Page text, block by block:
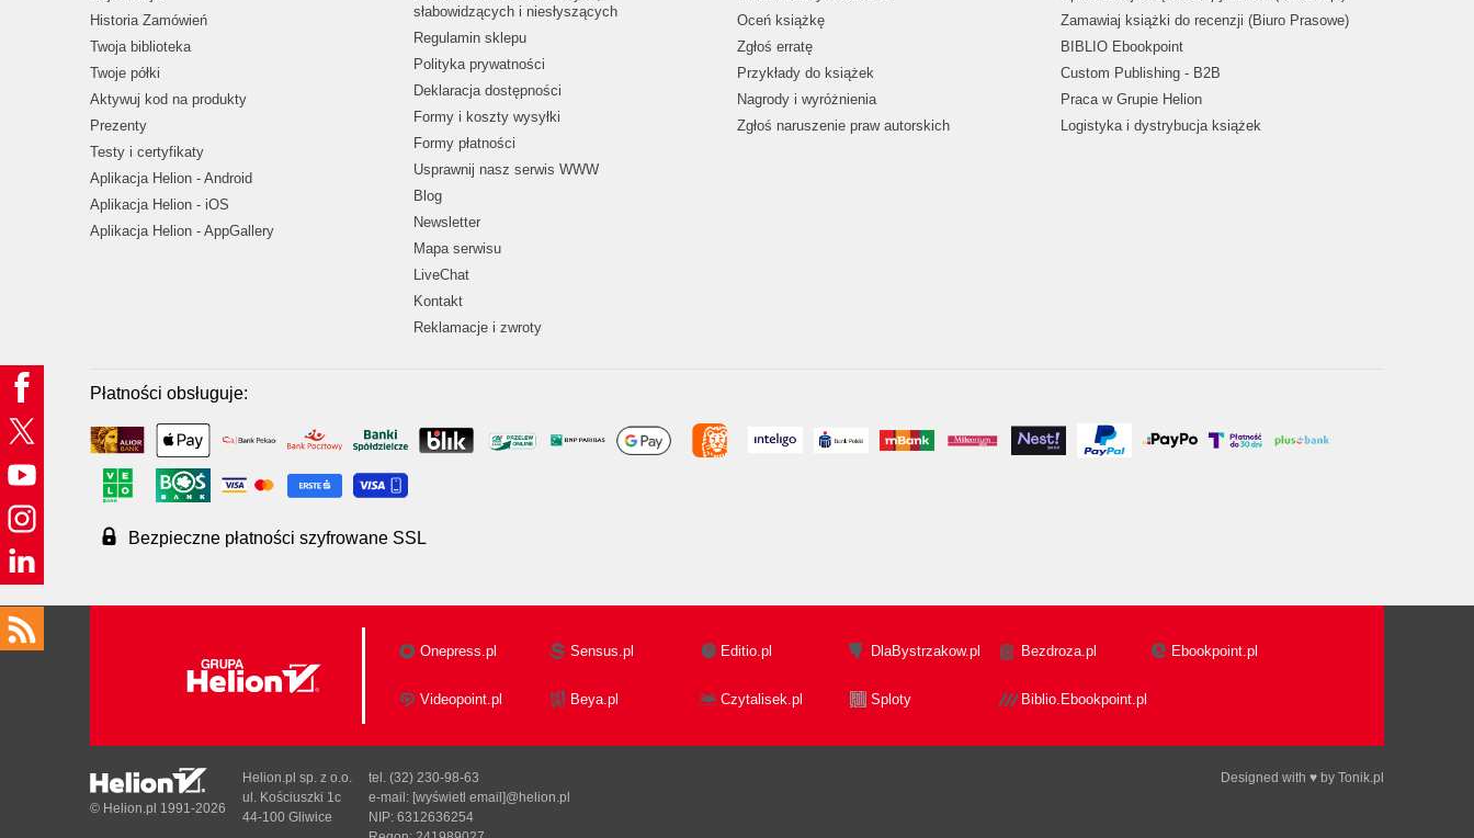
Historia Zamówień
Twoja biblioteka
Twoje półki
Aktywuj kod na produkty
Prezenty
Testy i certyfikaty
Aplikacja Helion - Android
Aplikacja Helion - iOS
Aplikacja Helion - AppGallery
słabowidzących i niesłyszących
Regulamin sklepu
Polityka prywatności
Deklaracja dostępności
Formy i koszty wysyłki
Formy płatności
Usprawnij nasz serwis WWW
Blog
Newsletter
Mapa serwisu
LiveChat
Kontakt
Reklamacje i zwroty
Oceń książkę
Zgłoś erratę
Przykłady do książek
Nagrody i wyróżnienia
Zgłoś naruszenie praw autorskich
Zamawiaj książki do recenzji (Biuro Prasowe)
BIBLIO Ebookpoint
Custom Publishing - B2B
Praca w Grupie Helion
Logistyka i dystrybucja książek
Płatności obsługuje:
Bezpieczne płatności szyfrowane SSL
Onepress.pl Sensus.pl Editio.pl DlaBystrzakow.pl Bezdroza.pl Ebookpoint.pl
Videopoint.pl Beya.pl Czytalisek.pl Sploty Biblio.Ebookpoint.pl
Designed with ♥ by Tonik.pl
© Helion.pl 1991-2026
Helion.pl sp. z o.o.
ul. Kościuszki 1c
44-100 Gliwice
tel. (32) 230-98-63
e-mail: [wyświetl email]@helion.pl
NIP: 6312636254